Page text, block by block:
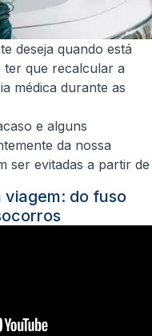
deseja quando está
ter que recalcular a
médica durante as
e alguns
da nossa
ser evitadas a partir de
viagem: do fuso